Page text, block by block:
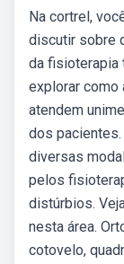
Na cortrel,
discutir sobre
da fisioterapia
explorar como
atendem
dos
diversas
pelos
distúrbios.
nesta área.
cotovelo,